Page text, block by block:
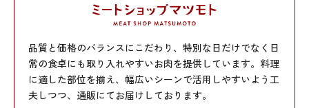
品質と価格のバランスにこだわり、特別な日だけでなく日
常の食卓にも取り入れやすいお肉を提供しています。料理
に適した部位を揃え、幅広いシーンで活用しやすいよう工
夫しつつ、通販にてお届けしております。